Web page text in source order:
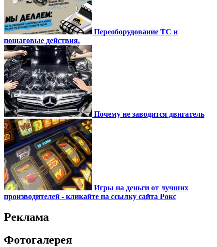
Переоборудование ТС и
пошаговые действия.
Почему не заводится двигатель
Игры на деньги от лучших
производителей - кликайте на ссылку сайта Рокс
Реклама
Фотогалерея